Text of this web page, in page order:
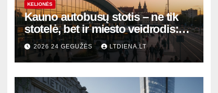
KELIONĖS
Kauno autobusų stotis – ne tik
stotelė, bet ir miesto veidrodis:
modernūs vartai į laikinąją
sostinę
2026 24 GEGUŽĖS LTDIENA.LT